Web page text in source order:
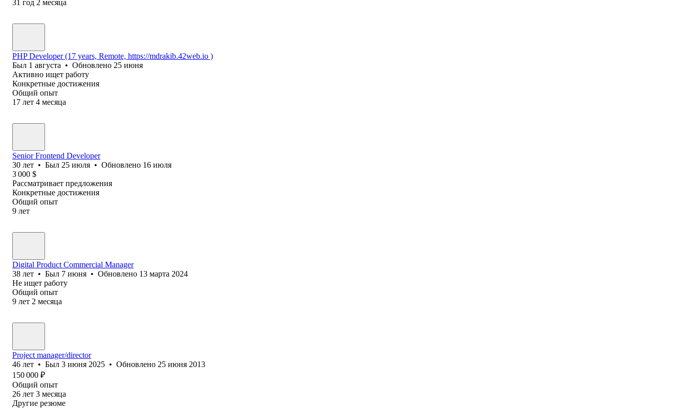
31 год 2 месяца
PHP Developer (17 years, Remote, https://mdrakib.42web.io )
Был 1 августа • Обновлено 25 июня
Активно ищет работу
Конкретные достижения
Общий опыт
17 лет 4 месяца
Senior Frontend Developer
30 лет • Был 25 июля • Обновлено 16 июля
3 000 $
Рассматривает предложения
Конкретные достижения
Общий опыт
9 лет
Digital Product Commercial Manager
38 лет • Был 7 июня • Обновлено 13 марта 2024
Не ищет работу
Общий опыт
9 лет 2 месяца
Project manager/director
46 лет • Был 3 июня 2025 • Обновлено 25 июня 2013
150 000 ₽
Общий опыт
26 лет 3 месяца
Другие резюме